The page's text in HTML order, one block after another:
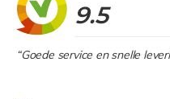
9.5
“Goede service en snelle